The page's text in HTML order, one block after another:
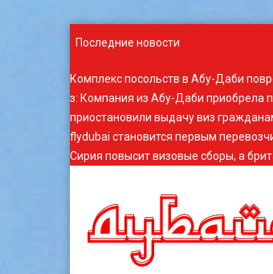
Последние новости
Комплекс посольств в Абу-Даби
з: Компания из Абу-Даби приобрела
приостановили выдачу виз
flydubai становится первым
Сирия повысит визовые сборы, а